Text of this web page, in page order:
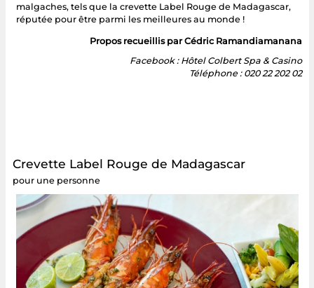
malgaches, tels que la crevette Label Rouge de Madagascar,
réputée pour être parmi les meilleures au monde !
Propos recueillis par Cédric Ramandiamanana
Facebook : Hôtel Colbert Spa & Casino
Téléphone : 020 22 202 02
Crevette Label Rouge de Madagascar
pour une personne